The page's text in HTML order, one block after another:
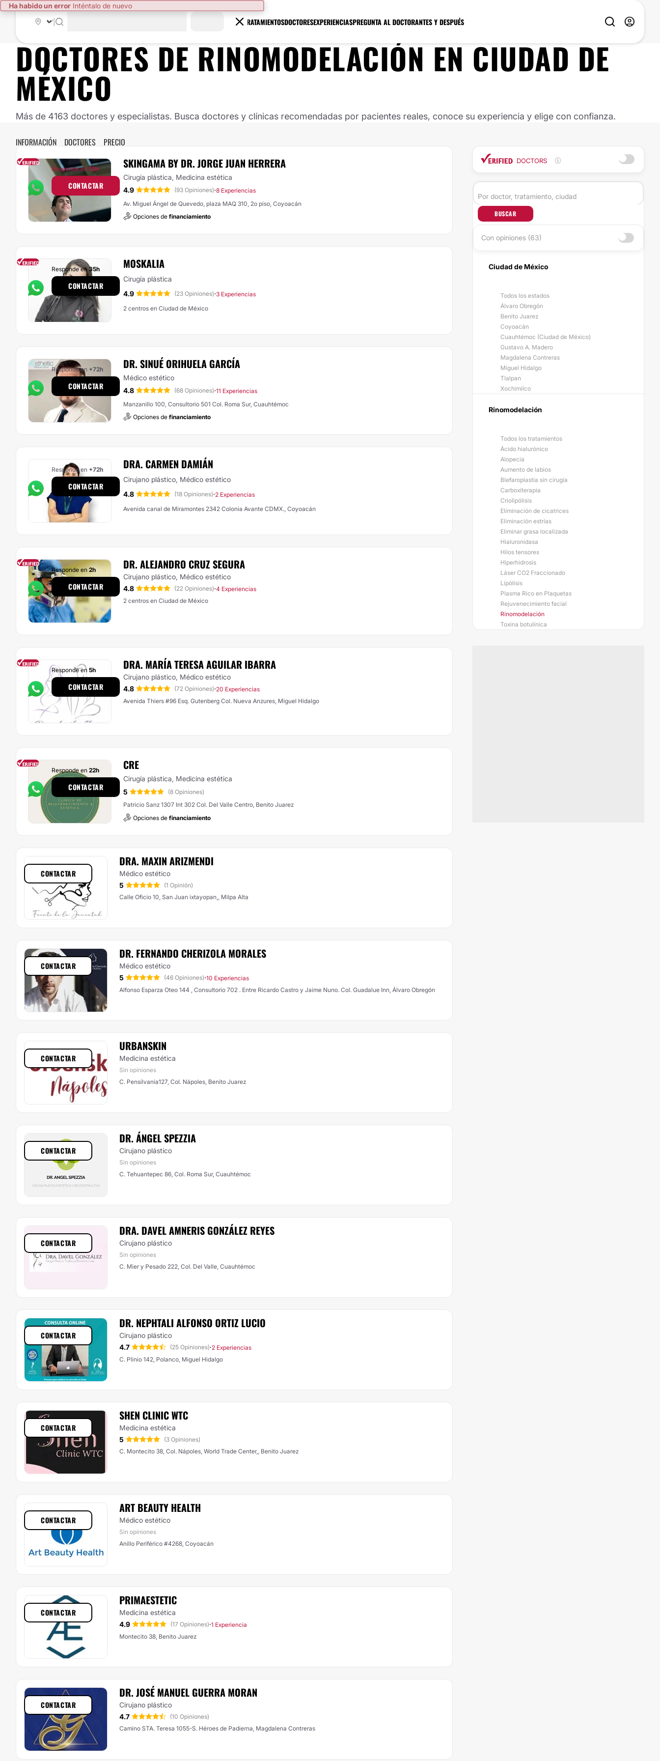
Ha habido un error Inténtalo de nuevo
TRATAMIENTOSDOCTORESEXPERIENCIASPREGUNTA AL DOCTORANTES Y DESPUÉS
DOCTORES DERINOMODELACIÓNENCIUDAD DE
MÉXICO
Más de 4163 doctores y especialistas. Busca doctores y clínicas recomendadas por pacientes reales, conoce su experiencia y elige con confianza.
INFORMACIÓN DOCTORES PRECIO
SKINGAMA BY DR. JORGE JUAN HERRERA
Cirugía plástica, Medicina estética
4.9
(93 Opiniones)·8 Experiencias
Av. Miguel Ángel de Quevedo, plaza MAQ 310, 2o piso, Coyoacán
Opciones de financiamiento
Responde en 13h
CONTACTAR
MOSKALIA
Cirugía plástica
4.9
(23 Opiniones)·3 Experiencias
2 centros en Ciudad de México
Responde en35h
CONTACTAR
DR. SINUÉ ORIHUELA GARCÍA
Médico estético
4.8
(68 Opiniones)·11 Experiencias
Manzanillo 100, Consultorio 501 Col. Roma Sur, Cuauhtémoc
Opciones de financiamiento
Responde en +72h
CONTACTAR
DRA. CARMEN DAMIÁN
Cirujano plástico, Médico estético
4.8
(18 Opiniones)·2 Experiencias
Avenida canal de Miramontes 2342 Colonia Avante CDMX., Coyoacán
Responde en +72h
CONTACTAR
DR. ALEJANDRO CRUZ SEGURA
Cirujano plástico, Médico estético
4.8
(22 Opiniones)·4 Experiencias
2 centros en Ciudad de México
Responde en 2h
CONTACTAR
DRA. MARÍA TERESA AGUILAR IBARRA
Cirujano plástico, Médico estético
4.8
(72 Opiniones)·20 Experiencias
Avenida Thiers #96 Esq. Gutenberg Col. Nueva Anzures, Miguel Hidalgo
Responde en 5h
CONTACTAR
CRE
Cirugía plástica, Medicina estética
5
(8 Opiniones)
Patricio Sanz 1307 Int 302 Col. Del Valle Centro, Benito Juarez
Opciones de financiamiento
Responde en 22h
CONTACTAR
DRA. MAXIN ARIZMENDI
Médico estético
5
(1 Opinión)
Calle Oficio 10, San Juan ixtayopan,, Milpa Alta
CONTACTAR
DR. FERNANDO CHERIZOLA MORALES
Médico estético
5
(46 Opiniones)·10 Experiencias
Alfonso Esparza Oteo 144 , Consultorio 702 . Entre Ricardo Castro y Jaime Nuno. Col. Guadalue Inn, Álvaro Obregón
CONTACTAR
URBANSKIN
Medicina estética
Sin opiniones
C. Pensilvania127, Col. Nápoles, Benito Juarez
CONTACTAR
DR. ÁNGEL SPEZZIA
Cirujano plástico
Sin opiniones
C. Tehuantepec 86, Col. Roma Sur, Cuauhtémoc
CONTACTAR
DRA. DAVEL AMNERIS GONZÁLEZ REYES
Cirujano plástico
Sin opiniones
C. Mier y Pesado 222, Col. Del Valle, Cuauhtémoc
CONTACTAR
DR. NEPHTALI ALFONSO ORTIZ LUCIO
Cirujano plástico
4.7
(25 Opiniones)·2 Experiencias
C. Plinio 142, Polanco, Miguel Hidalgo
CONTACTAR
SHEN CLINIC WTC
Medicina estética
5
(3 Opiniones)
C. Montecito 38, Col. Nápoles, World Trade Center,, Benito Juarez
CONTACTAR
ART BEAUTY HEALTH
Médico estético
Sin opiniones
Anillo Periférico #4268, Coyoacán
CONTACTAR
PRIMAESTETIC
Medicina estética
4.9
(17 Opiniones)·1 Experiencia
Montecito 38, Benito Juarez
CONTACTAR
DR. JOSÉ MANUEL GUERRA MORAN
Cirujano plástico
4.7
(10 Opiniones)
Camino STA. Teresa 1055-S. Héroes de Padierna, Magdalena Contreras
CONTACTAR
DOCTORS
BUSCAR
Con opiniones (63)
Ciudad de México
Todos los estados
Álvaro Obregón
Benito Juarez
Coyoacán
Cuauhtémoc (Ciudad de México)
Gustavo A. Madero
Magdalena Contreras
Miguel Hidalgo
Tlalpan
Xochimilco
Rinomodelación
Todos los tratamientos
Ácido hialurónico
Alopecia
Aumento de labios
Blefaroplastia sin cirugía
Carboxiterapia
Criolipólisis
Eliminación de cicatrices
Eliminación estrías
Eliminar grasa localizada
Hialuronidasa
Hilos tensores
Hiperhidrosis
Láser CO2 Fraccionado
Lipólisis
Plasma Rico en Plaquetas
Rejuvenecimiento facial
Rinomodelación
Toxina botulínica